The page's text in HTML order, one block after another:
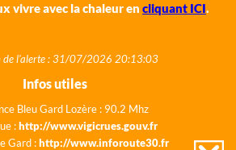
vivre avec la chaleur en cliquant ICI.
de l'alerte : 31/07/2026 20:13:03
Infos utiles
Bleu Gard Lozère : 90.2 Mhz
:http://www.vigicrues.gouv.fr
Gard :http://www.inforoute30.fr